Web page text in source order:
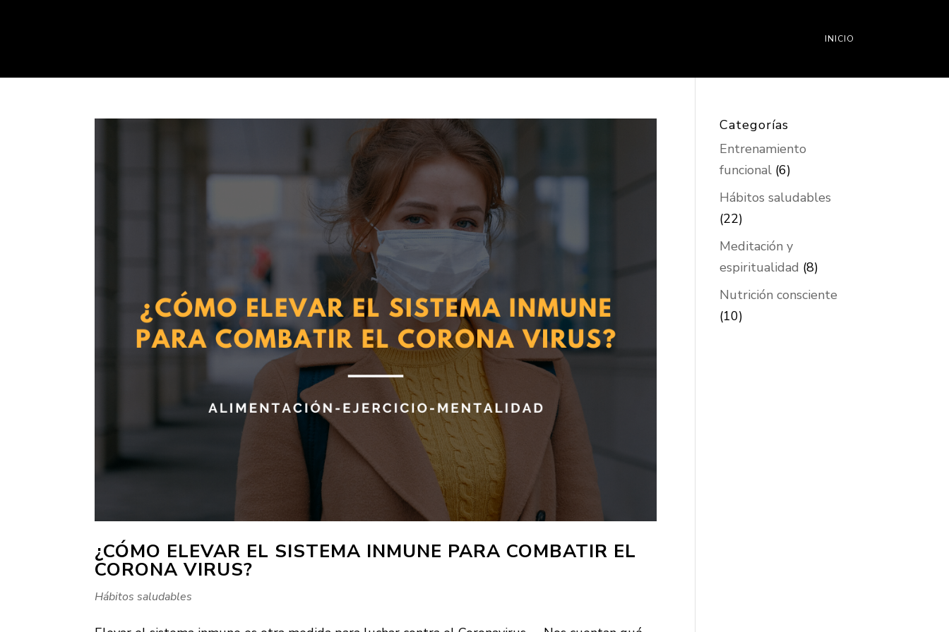
INICIO
¿CÓMO ELEVAR EL SISTEMA INMUNE PARA COMBATIR EL
CORONA VIRUS?
Hábitos saludables
Categorías
Entrenamiento
funcional(6)
Hábitos saludables
(22)
Meditación y
espiritualidad (8)
Nutrición consciente
(10)